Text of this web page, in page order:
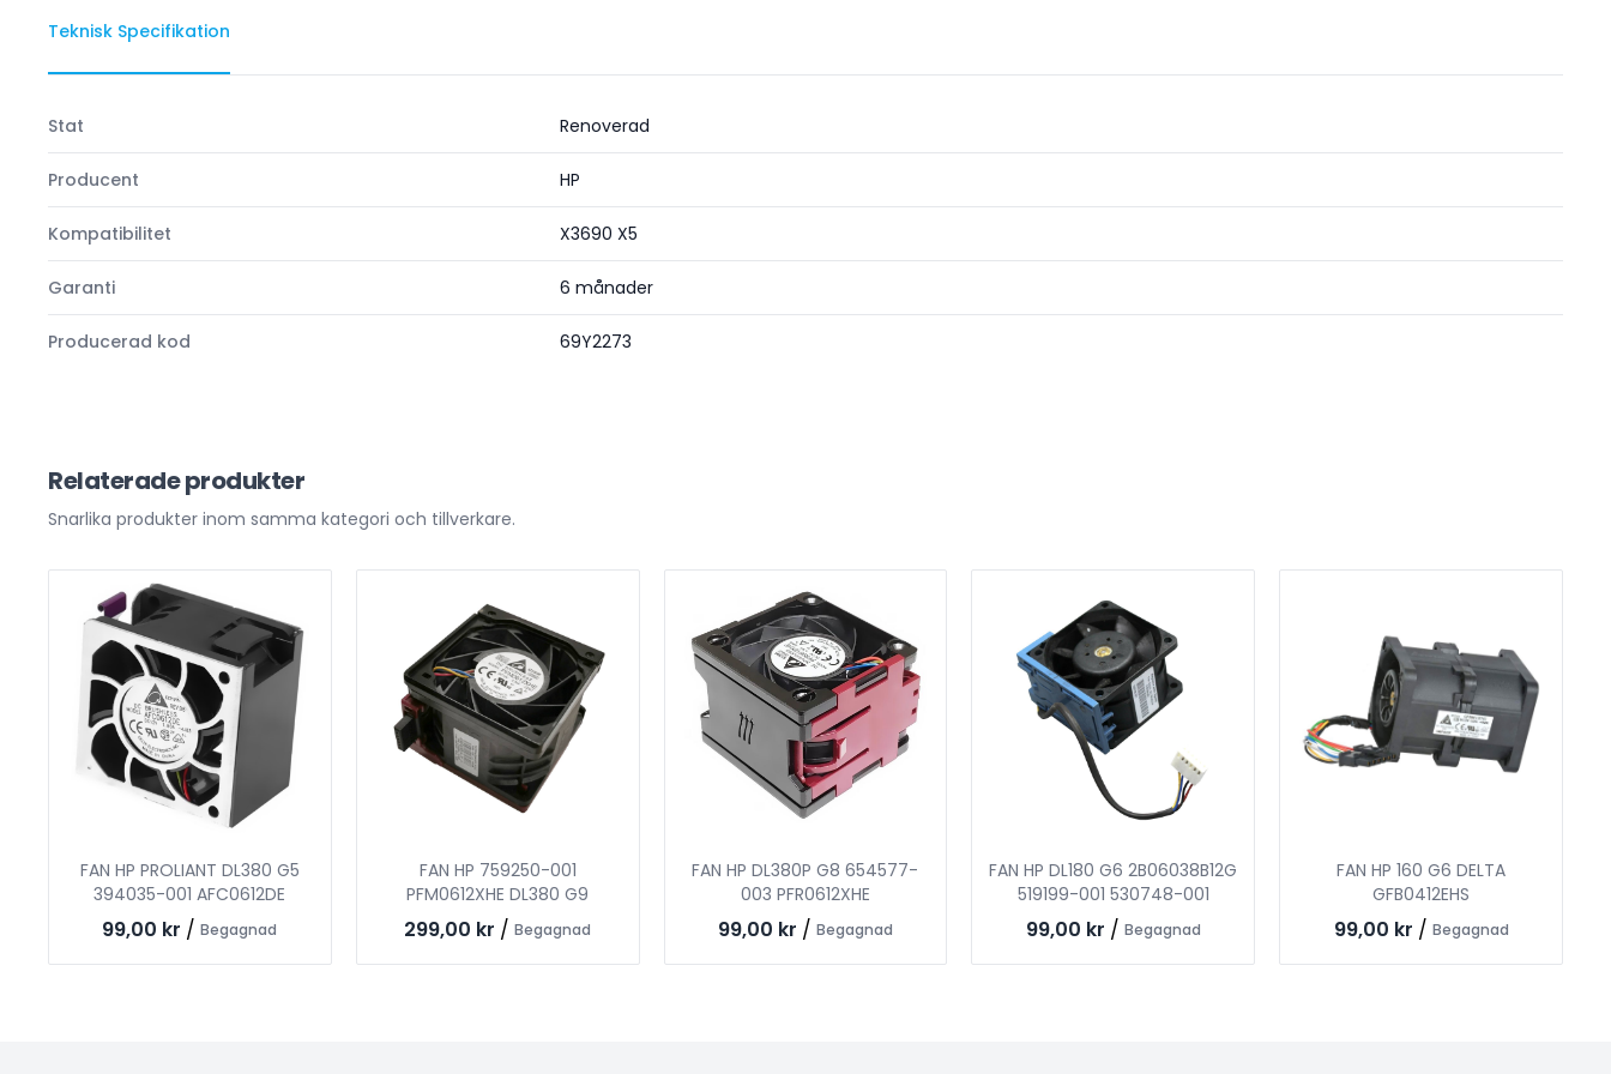
Teknisk Specifikation
Stat Renoverad
Producent HP
Kompatibilitet X3690 X5
Garanti 6 månader
Producerad kod 69Y2273
Relaterade produkter
Snarlika produkter inom samma kategori och tillverkare.
FAN HP PROLIANT DL380 G5
394035-001 AFC0612DE
99,00 kr / Begagnad
FAN HP 759250-001
PFM0612XHE DL380 G9
299,00 kr / Begagnad
FAN HP DL380P G8 654577-
003 PFR0612XHE
99,00 kr / Begagnad
FAN HP DL180 G6 2B06038B12G
519199-001 530748-001
99,00 kr / Begagnad
FAN HP 160 G6 DELTA
GFB0412EHS
99,00 kr / Begagnad